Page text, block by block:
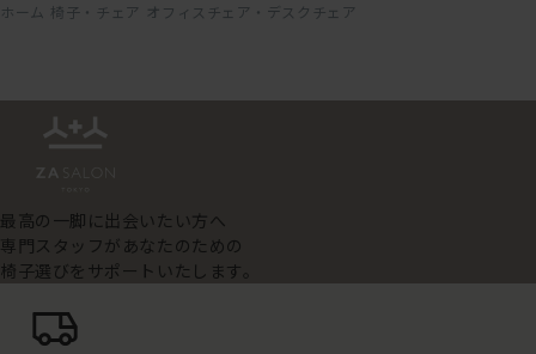
ホーム 椅子・チェア オフィスチェア・デスクチェア
最高の一脚に出会いたい方へ
専門スタッフがあなたのための
椅子選びをサポートいたします。